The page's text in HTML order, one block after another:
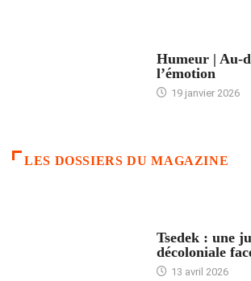
Humeur | Au-
l’émotion
19 janvier 2026
LES DOSSIERS DU MAGAZINE
Tsedek : une
décoloniale
13 avril 2026